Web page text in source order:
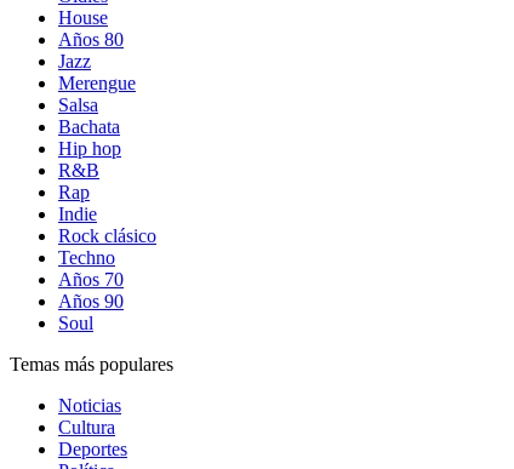
House
Años 80
Jazz
Merengue
Salsa
Bachata
Hip hop
R&B
Rap
Indie
Rock clásico
Techno
Años 70
Años 90
Soul
Temas más populares
Noticias
Cultura
Deportes